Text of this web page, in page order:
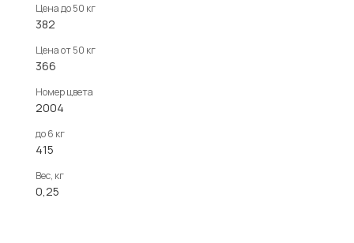
Цена до 50 кг
382
Цена от 50 кг
366
Номер цвета
2004
до 6 кг
415
Вес, кг
0,25